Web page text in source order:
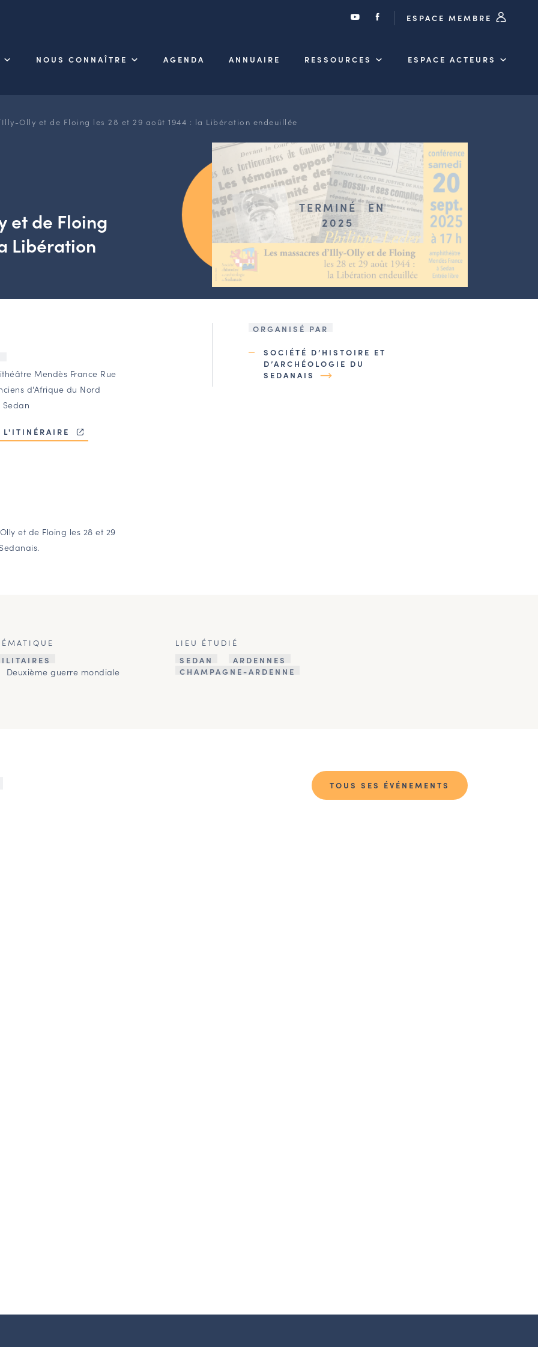
ESPACE MEMBRE
NOUS CONNAÎTRE AGENDA ANNUAIRE RESSOURCES ESPACE ACTEURS
Olly et de Floing les 28 et 29 août 1944 : la Libération endeuillée
et de Floing
Libération
Mendès France Rue
d'Afrique du Nord
Sedan
L'ITINÉRAIRE
et de Floing les 28 et 29
TERMINÉ
EN
2025
ORGANISÉ PAR
SOCIÉTÉ D’HISTOIRE ET
D’ARCHÉOLOGIE DU
SEDANAIS
Deuxième guerre mondiale
LIEU ÉTUDIÉ
SEDAN
ARDENNES
CHAMPAGNE-ARDENNE
TOUS SES ÉVÉNEMENTS